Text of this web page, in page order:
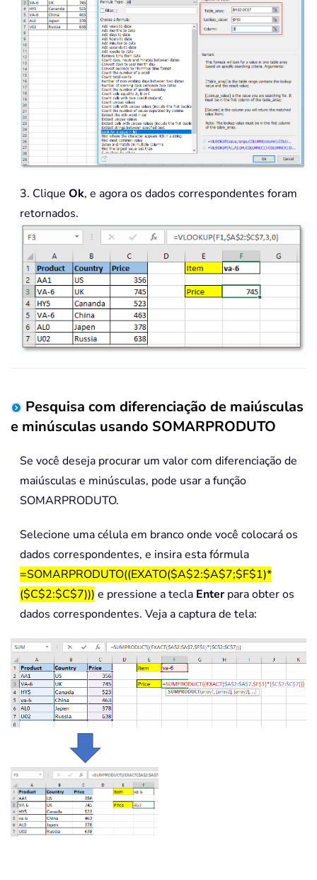
3. Clique Ok, e agora os dados correspondentes foram
retornados.
Pesquisa com diferenciação de maiúsculas
e minúsculas usando SOMARPRODUTO
Se você deseja procurar um valor com diferenciação de
maiúsculas e minúsculas, pode usar a função
SOMARPRODUTO.
Selecione uma célula em branco onde você colocará os
dados correspondentes, e insira esta fórmula
=SOMARPRODUTO((EXATO($A$2:$A$7;$F$1)*
($C$2:$C$7))) e pressione a tecla Enterpara obter os
dados correspondentes. Veja a captura de tela: